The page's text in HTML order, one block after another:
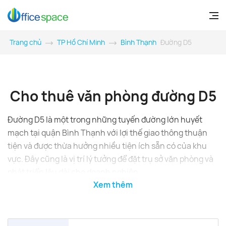
Trang chủ TP Hồ Chí Minh Bình Thạnh Đường D5
Cho thuê văn phòng đường D5
Đường D5 là một trong những tuyến đường lớn huyết
mạch tại quận Bình Thạnh với lợi thế giao thông thuận
tiện và được thừa hưởng nhiều tiện ích sẵn có của khu
vực. Đây cũng là vị trí lý tưởng để đặt trụ sở văn phòng và
Đặc điểm văn phòng cho thuê đường D5
tập trung khá nhiều văn phòng cho thuê đa dạng cả về
Xem thêm